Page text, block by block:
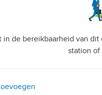
in de bereikbaarheid van
station of